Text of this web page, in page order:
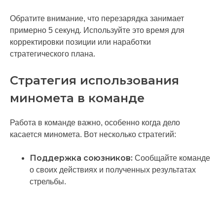
Обратите внимание, что перезарядка занимает
примерно 5 секунд. Используйте это время для
корректировки позиции или наработки
стратегического плана.
Стратегия использования
миномета в команде
Работа в команде важно, особенно когда дело
касается миномета. Вот несколько стратегий:
Поддержка союзников: Сообщайте команде
о своих действиях и полученных результатах
стрельбы.